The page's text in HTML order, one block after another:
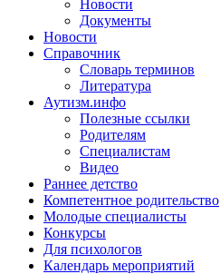
Новости
Документы
Новости
Справочник
Словарь терминов
Литература
Аутизм.инфо
Полезные ссылки
Родителям
Специалистам
Видео
Раннее детство
Компетентное родительство
Молодые специалисты
Конкурсы
Для психологов
Календарь мероприятий